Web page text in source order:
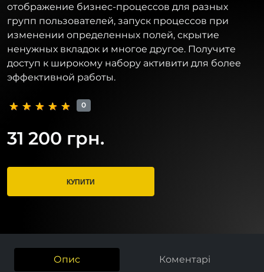
отображение бизнес-процессов для разных
групп пользователей, запуск процессов при
изменении определенных полей, скрытие
ненужных вкладок и многое другое. Получите
доступ к широкому набору активити для более
эффективной работы.
0
31 200 грн.
КУПИТИ
Опис Коментарі